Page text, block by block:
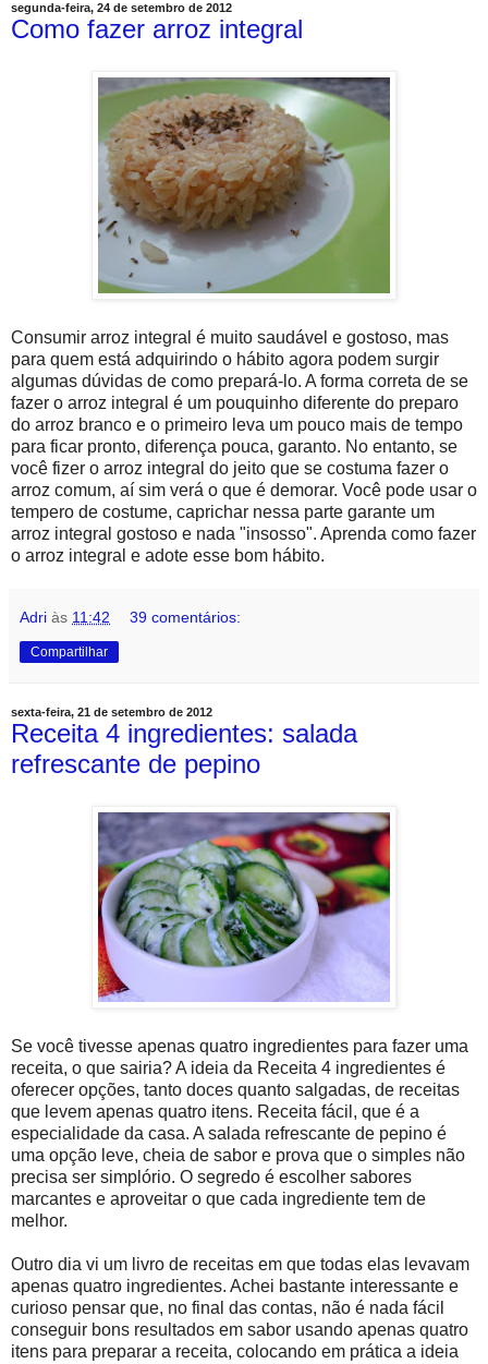
segunda-feira, 24 de setembro de 2012
Como fazer arroz integral
Consumir arroz integral é muito saudável e gostoso, mas
para quem está adquirindo o hábito agora podem surgir
algumas dúvidas de como prepará-lo. A forma correta de se
fazer o arroz integral é um pouquinho diferente do preparo
do arroz branco e o primeiro leva um pouco mais de tempo
para ficar pronto, diferença pouca, garanto. No entanto, se
você fizer o arroz integral do jeito que se costuma fazer o
arroz comum, aí sim verá o que é demorar. Você pode usar o
tempero de costume, caprichar nessa parte garante um
arroz integral gostoso e nada "insosso". Aprenda como fazer
o arroz integral e adote esse bom hábito.
Adri às 11:42 39 comentários:
Compartilhar
sexta-feira, 21 de setembro de 2012
Receita 4 ingredientes: salada
refrescante de pepino
Se você tivesse apenas quatro ingredientes para fazer uma
receita, o que sairia? A ideia da Receita 4 ingredientes é
oferecer opções, tanto doces quanto salgadas, de receitas
que levem apenas quatro itens. Receita fácil, que é a
especialidade da casa. A salada refrescante de pepino é
uma opção leve, cheia de sabor e prova que o simples não
precisa ser simplório. O segredo é escolher sabores
marcantes e aproveitar o que cada ingrediente tem de
melhor.
Outro dia vi um livro de receitas em que todas elas levavam
apenas quatro ingredientes. Achei bastante interessante e
curioso pensar que, no final das contas, não é nada fácil
conseguir bons resultados em sabor usando apenas quatro
itens para preparar a receita, colocando em prática a ideia